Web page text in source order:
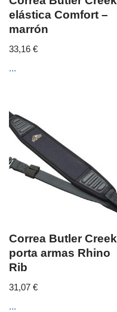
elástica Comfort –
marrón
33,16 €
...
Correa Butler Creek
porta armas Rhino
Rib
31,07 €
...